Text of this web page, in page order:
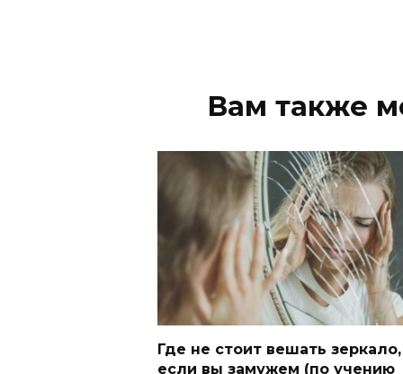
Вам также
Где не стоит вешать зеркало,
если вы замужем (по учению